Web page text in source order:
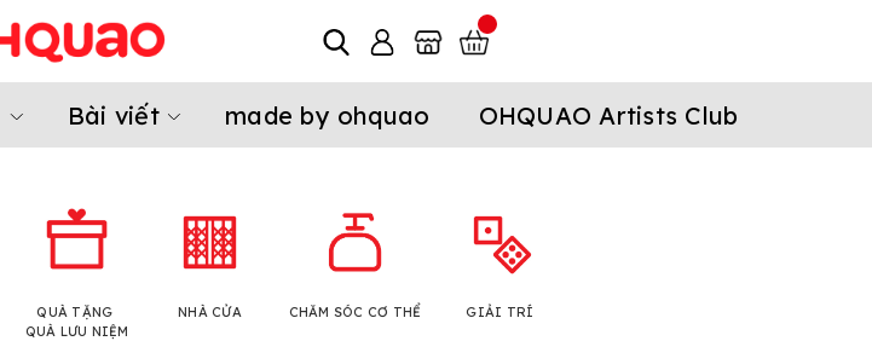
Bài viết made by ohquao OHQUAO Artists Club
QUÀ TẶNG
QUÀ LƯU NIỆM
NHÀ CỬA CHĂM SÓC CƠ THỂ GIẢI TRÍ